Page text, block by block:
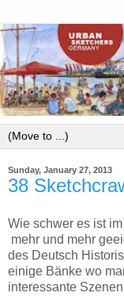
Sunday, January 27, 2013
38
Wie schwer es ist
mehr und mehr
des Deutsch
einige Bänke wo
interessante